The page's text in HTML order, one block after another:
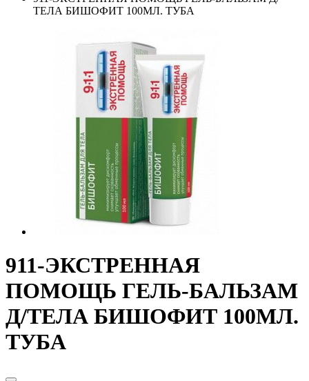
ТЕЛА БИШОФИТ 100МЛ. ТУБА
911-ЭКСТРЕННАЯ
ПОМОЩЬ ГЕЛЬ-БАЛЬЗАМ
Д/ТЕЛА БИШОФИТ 100МЛ.
ТУБА